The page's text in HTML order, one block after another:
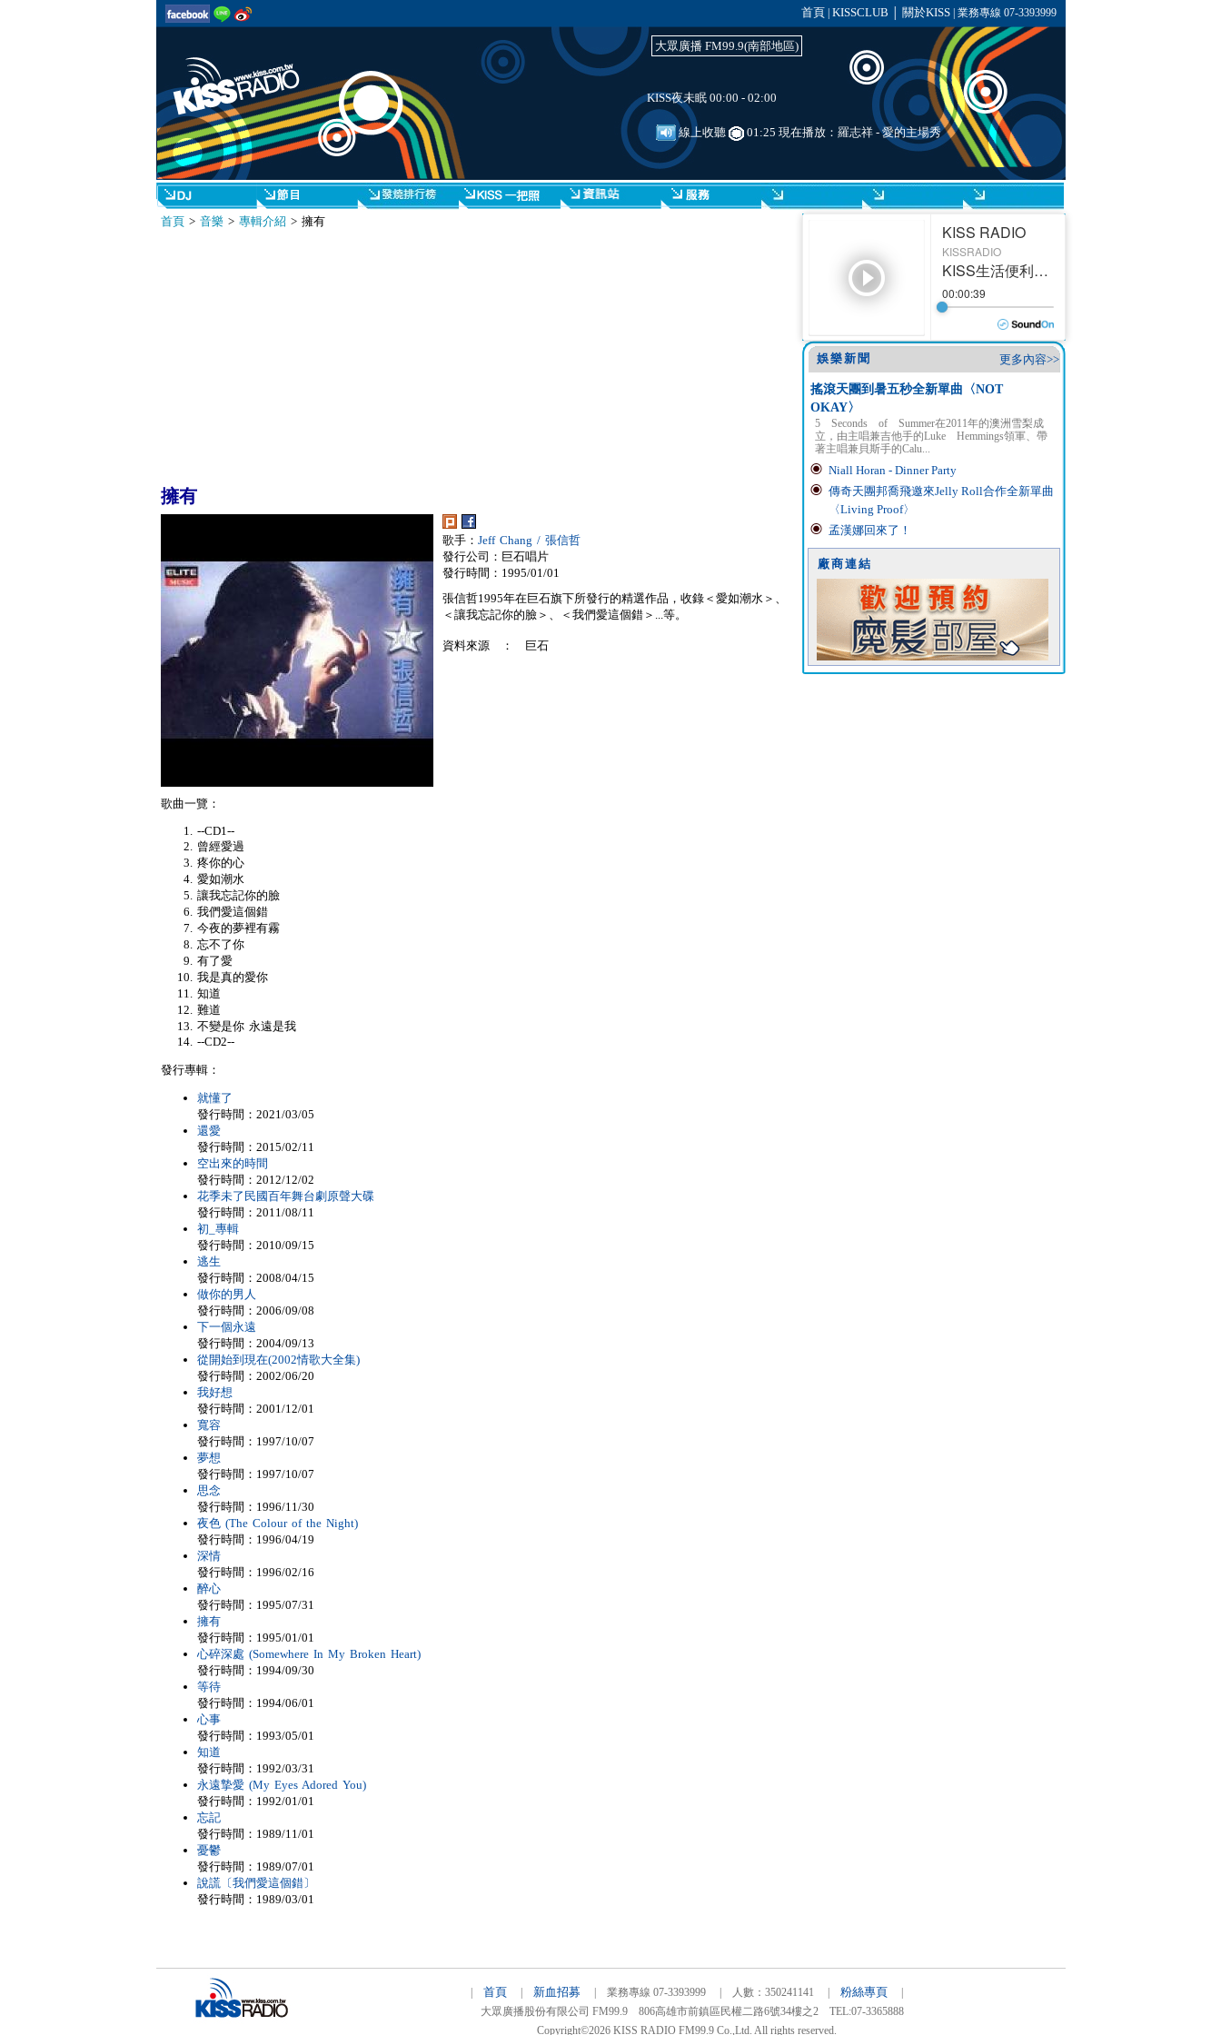
首頁 KISSCLUB 關於KISS| 業務專線 07-3393999
大眾廣播 FM99.9(南部地區)
KISS夜未眠 00:00 - 02:00
線上收聽 01:25 現在播放： 羅志祥-愛的主場秀
首頁> 音樂> 專輯介紹 > 擁有
擁有
歌手： Jeff Chang / 張信哲
發行公司：巨石唱片
發行時間：1995/01/01
張信哲1995年在巨石旗下所發行的精選作品，收錄＜愛如潮水＞、
＜讓我忘記你的臉＞、＜我們愛這個錯＞...等。
資料來源 ： 巨石
歌曲一覽：
--CD1--
曾經愛過
疼你的心
愛如潮水
讓我忘記你的臉
我們愛這個錯
今夜的夢裡有霧
忘不了你
有了愛
我是真的愛你
知道
難道
不變是你 永遠是我
--CD2--
發行專輯：
就懂了
發行時間：2021/03/05
還愛
發行時間：2015/02/11
空出來的時間
發行時間：2012/12/02
花季未了民國百年舞台劇原聲大碟
發行時間：2011/08/11
初_專輯
發行時間：2010/09/15
逃生
發行時間：2008/04/15
做你的男人
發行時間：2006/09/08
下一個永遠
發行時間：2004/09/13
從開始到現在(2002情歌大全集)
發行時間：2002/06/20
我好想
發行時間：2001/12/01
寬容
發行時間：1997/10/07
夢想
發行時間：1997/10/07
思念
發行時間：1996/11/30
夜色 (The Colour of the Night)
發行時間：1996/04/19
深情
發行時間：1996/02/16
醉心
發行時間：1995/07/31
擁有
發行時間：1995/01/01
心碎深處 (Somewhere In My Broken Heart)
發行時間：1994/09/30
等待
發行時間：1994/06/01
心事
發行時間：1993/05/01
知道
發行時間：1992/03/31
永遠摯愛 (My Eyes Adored You)
發行時間：1992/01/01
忘記
發行時間：1989/11/01
憂鬱
發行時間：1989/07/01
說謊〔我們愛這個錯〕
發行時間：1989/03/01
更多內容>>
娛樂新聞
搖滾天團到暑五秒全新單曲〈NOT
OKAY〉
5 Seconds of Summer在2011年的澳洲雪梨成
立，由主唱兼吉他手的Luke Hemmings領軍、帶
著主唱兼貝斯手的Calu...
Niall Horan - Dinner Party
傳奇天團邦喬飛邀來Jelly Roll合作全新單曲
〈Living Proof〉
孟漢娜回來了！
廠商連結
首頁 新血招募 | 業務專線 07-3393999 | 人數：350241141 | 粉絲專頁
大眾廣播股份有限公司 FM99.9 806高雄市前鎮區民權二路6號34樓之2 TEL:07-3365888
Copyright©2026 KISS RADIO FM99.9 Co.,Ltd. All rights reserved.